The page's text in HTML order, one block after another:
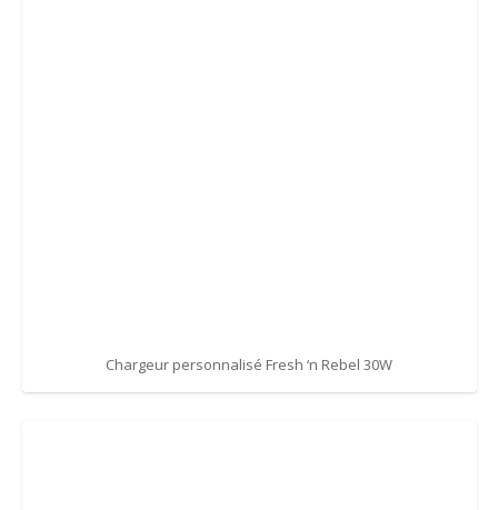
Chargeur personnalisé Fresh ‘n Rebel 30W